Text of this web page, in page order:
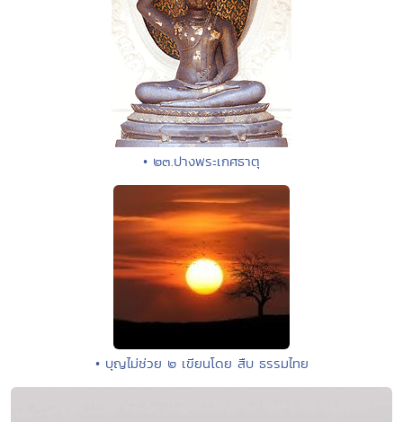
• ๒๓.ปางพระเกศธาตุ
• บุญไม่ช่วย ๒ เขียนโดย สืบ ธรรมไทย